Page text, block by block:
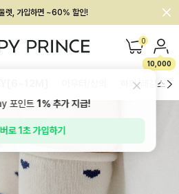
렛, 가입하면 ~60% 할인!
최대 28,000원 혜택 0
10,000
하의/레깅스
포인트1%추가 지급!
로 1초 가입하기